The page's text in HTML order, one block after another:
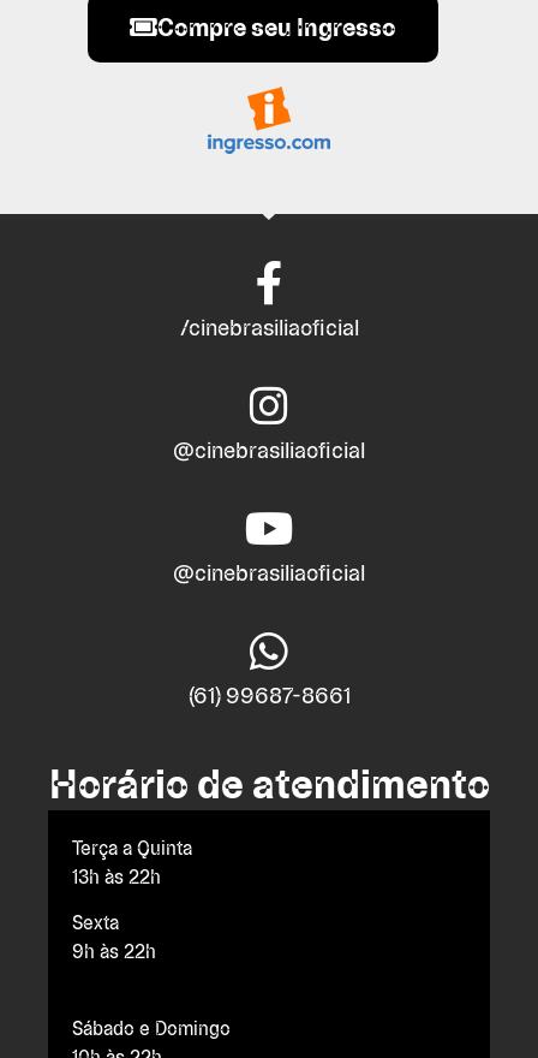
Compre seu Ingresso
/cinebrasiliaoficial
@cinebrasiliaoficial
@cinebrasiliaoficial
(61) 99687-8661
Horário de atendimento
Terça a Quinta
13h às 22h
Sexta
9h às 22h
Sábado e Domingo